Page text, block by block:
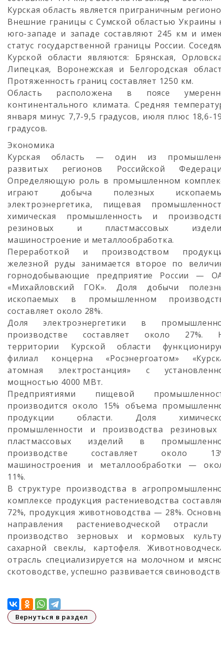
Курская область является приграничным
Внешние границы с Сумской областью Украины
юго-западе и западе составляют 245 км и
статус государственной границы России.
Курской области являются: Брянская,
Липецкая, Воронежская и Белгородская
Протяженность границ составляет 1250 км.
Область расположена в поясе
континентального климата. Средняя
января минус 7,7-9,5 градусов, июля плюс 18,6-
градусов.
Экономика
Курская область — один из
развитых регионов Российской
Определяющую роль в промышленном
играют добыча полезных
электроэнергетика, пищевая
химическая промышленность и
резиновых и пластмассовых
машиностроение и металлообработка.
Переработкой и производством
железной руды занимается второе по
горнодобывающие предприятие России —
«Михайловский ГОК». Доля добычи
ископаемых в промышленном
составляет около 28%.
Доля электроэнергетики в
производстве составляет около 27%.
территории Курской области
филиал концерна «Росэнергоатом»
атомная электростанция» с
мощностью 4000 МВт.
Предприятиями пищевой
производится около 15% объема
продукции области. Доля
промышленности и производства
пластмассовых изделий в
производстве составляет около
машиностроения и металлообработки —
11%.
В структуре производства в
комплексе продукция растениеводства
72%, продукция животноводства — 28%.
направления растениеводческой
производство зерновых и кормовых
сахарной свеклы, картофеля.
отрасль специализируется на молочном и
скотоводстве, успешно развивается
Вернуться в раздел